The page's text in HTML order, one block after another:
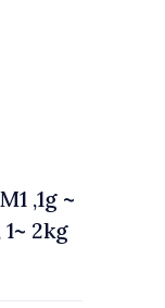
,1g ~
2kg